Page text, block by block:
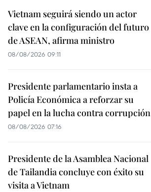
Vietnam seguirá siendo un actor
clave en la configuración del futuro
de ASEAN, afirma ministro
08/08/2026 09:11
Presidente parlamentario insta a
Policía Económica a reforzar su
papel en la lucha contra corrupción
08/08/2026 07:16
Presidente de la Asamblea Nacional
de Tailandia concluye con éxito su
visita a Vietnam